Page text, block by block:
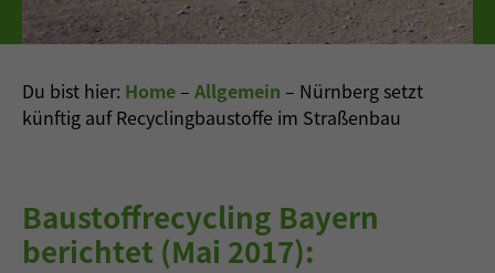
Du bist hier: Home– Allgemein – Nürnberg setzt
künftig auf Recyclingbaustoffe im Straßenbau
Baustoffrecycling Bayern
berichtet (Mai 2017):